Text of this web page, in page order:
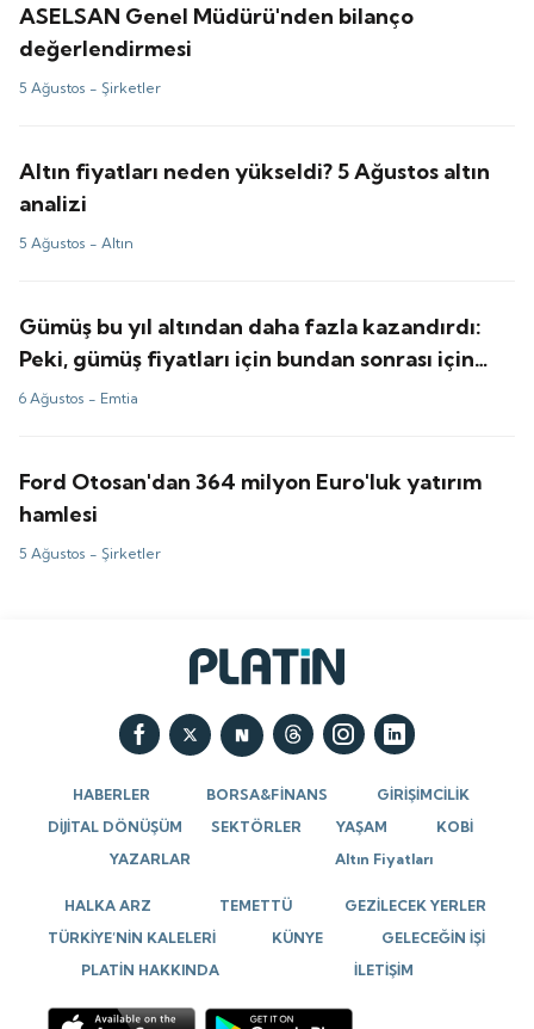
ASELSAN Genel Müdürü'nden bilanço
değerlendirmesi
5 Ağustos - Şirketler
Altın fiyatları neden yükseldi? 5 Ağustos altın
analizi
5 Ağustos -Altın
Gümüş bu yıl altından daha fazla kazandırdı:
Peki, gümüş fiyatları için bundan sonrası için
tahminler ne?
6 Ağustos - Emtia
Ford Otosan'dan 364 milyon Euro'luk yatırım
hamlesi
5 Ağustos - Şirketler
HABERLER BORSA&FİNANS
GİRİŞİMCİLİK
DİJİTAL DÖNÜŞÜM
SEKTÖRLER YAŞAM
KOBİ
YAZARLAR
Altın Fiyatları
HALKA ARZ TEMETTÜ
GEZİLECEK YERLER
TÜRKİYE’NİN KALELERİ
KÜNYE
GELECEĞİN İŞİ
PLATİN HAKKINDA
İLETİŞİM